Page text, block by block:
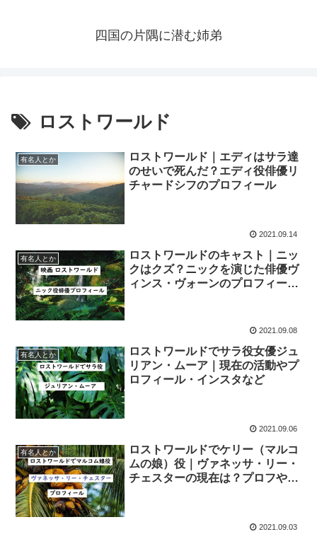
四国の片隅に潜む姉弟
ロストワールド
有名人とか
ロストワールド｜エディはサラ達
のせいで死んだ？エディ役俳優リ
チャードシフのプロフィール
2021.09.14
有名人とか
ロストワールドのキャスト｜ニッ
クはクズ？ニックを演じた俳優ヴ
ィンス・ヴォーンのプロフィール
2021.09.08
有名人とか
ロストワールドでサラ役女優ジュ
リアン・ムーア｜現在の活動やプ
ロフィール・インスタなど
2021.09.06
有名人とか
ロストワールドでケリー（マルコ
ムの娘）役｜ヴァネッサ・リー・
チェスターの現在は？プロフやイ
2021.09.03